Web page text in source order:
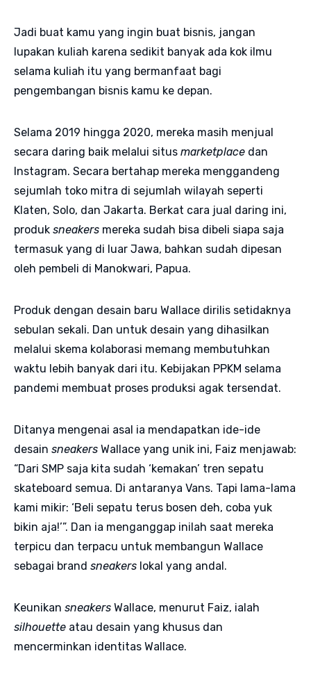
Jadi buat kamu yang ingin buat bisnis, jangan
lupakan kuliah karena sedikit banyak ada kok ilmu
selama kuliah itu yang bermanfaat bagi
pengembangan bisnis kamu ke depan.
Selama 2019 hingga 2020, mereka masih menjual
secara daring baik melalui situs marketplace dan
Instagram. Secara bertahap mereka menggandeng
sejumlah toko mitra di sejumlah wilayah seperti
Klaten, Solo, dan Jakarta. Berkat cara jual daring ini,
produk sneakers mereka sudah bisa dibeli siapa saja
termasuk yang di luar Jawa, bahkan sudah dipesan
oleh pembeli di Manokwari, Papua.
Produk dengan desain baru Wallace dirilis setidaknya
sebulan sekali. Dan untuk desain yang dihasilkan
melalui skema kolaborasi memang membutuhkan
waktu lebih banyak dari itu. Kebijakan PPKM selama
pandemi membuat proses produksi agak tersendat.
Ditanya mengenai asal ia mendapatkan ide-ide
desain sneakers Wallace yang unik ini, Faiz menjawab:
“Dari SMP saja kita sudah ‘kemakan’ tren sepatu
skateboard semua. Di antaranya Vans. Tapi lama-lama
kami mikir: ‘Beli sepatu terus bosen deh, coba yuk
bikin aja!’”. Dan ia menganggap inilah saat mereka
terpicu dan terpacu untuk membangun Wallace
sebagai brand sneakers lokal yang andal.
Keunikan sneakers Wallace, menurut Faiz, ialah
silhouette atau desain yang khusus dan
mencerminkan identitas Wallace.